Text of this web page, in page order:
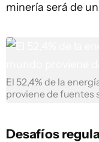
minería será de
El 52,4% de la
proviene de fuentes
Desafíos